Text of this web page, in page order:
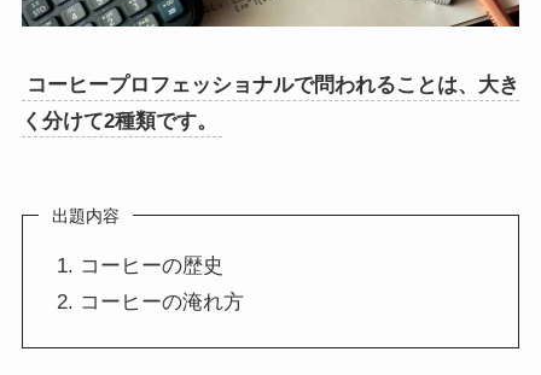
コーヒープロフェッショナルで問われることは、大き
く分けて2種類です。
出題内容
コーヒーの歴史
コーヒーの淹れ方